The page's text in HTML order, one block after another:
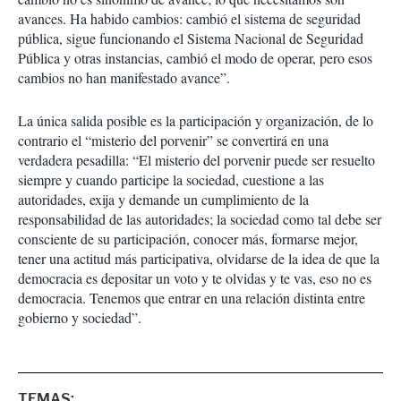
avances. Ha habido cambios: cambió el sistema de seguridad
pública, sigue funcionando el Sistema Nacional de Seguridad
Pública y otras instancias, cambió el modo de operar, pero esos
cambios no han manifestado avance”.
La única salida posible es la participación y organización, de lo
contrario el “misterio del porvenir” se convertirá en una
verdadera pesadilla: “El misterio del porvenir puede ser resuelto
siempre y cuando participe la sociedad, cuestione a las
autoridades, exija y demande un cumplimiento de la
responsabilidad de las autoridades; la sociedad como tal debe ser
consciente de su participación, conocer más, formarse mejor,
tener una actitud más participativa, olvidarse de la idea de que la
democracia es depositar un voto y te olvidas y te vas, eso no es
democracia. Tenemos que entrar en una relación distinta entre
gobierno y sociedad”.